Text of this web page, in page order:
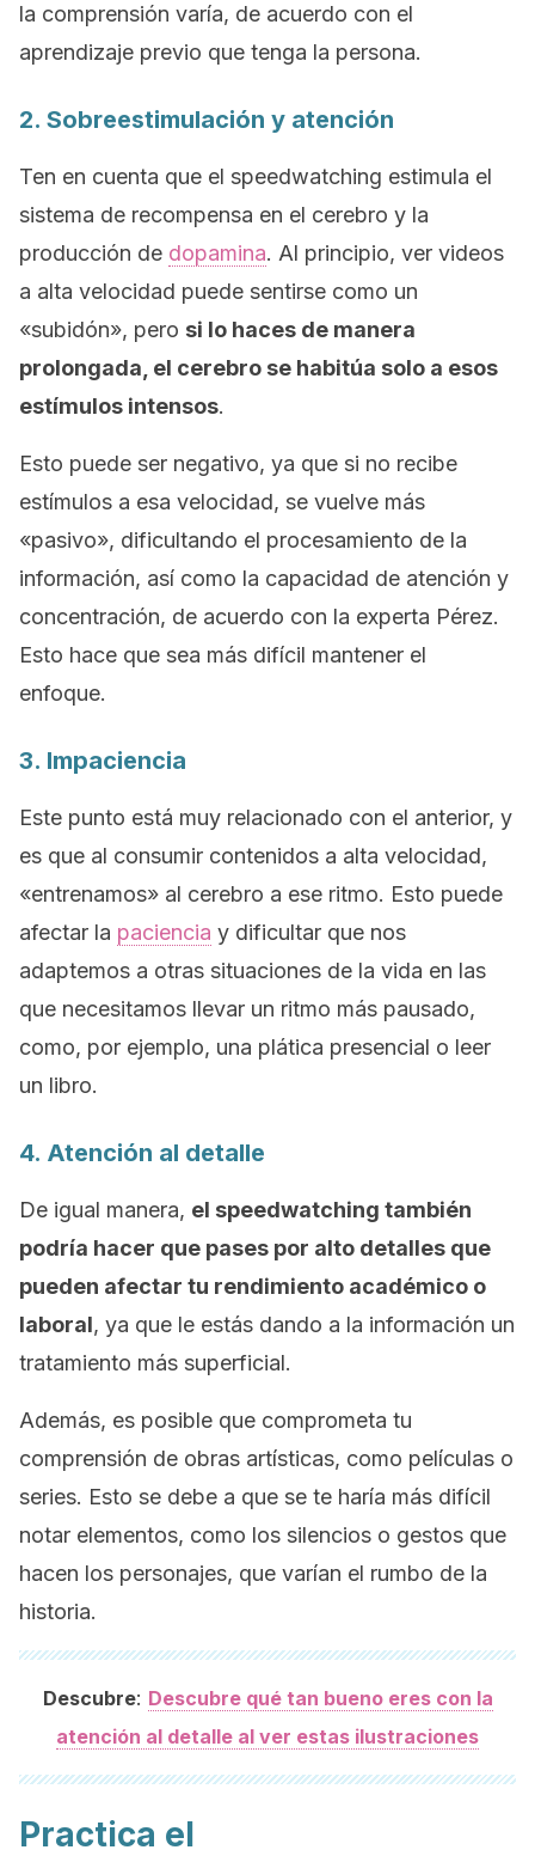
la comprensión varía, de acuerdo con el
aprendizaje previo que tenga la persona.
2. Sobreestimulación y atención
Ten en cuenta que el speedwatching estimula el
sistema de recompensa en el cerebro y la
producción de dopamina. Al principio, ver videos
a alta velocidad puede sentirse como un
«subidón», pero si lo haces de manera
prolongada, el cerebro se habitúa solo a esos
estímulos intensos.
Esto puede ser negativo, ya que si no recibe
estímulos a esa velocidad, se vuelve más
«pasivo», dificultando el procesamiento de la
información, así como la capacidad de atención y
concentración, de acuerdo con la experta Pérez.
Esto hace que sea más difícil mantener el
enfoque.
3. Impaciencia
Este punto está muy relacionado con el anterior, y
es que al consumir contenidos a alta velocidad,
«entrenamos» al cerebro a ese ritmo. Esto puede
afectar la paciencia y dificultar que nos
adaptemos a otras situaciones de la vida en las
que necesitamos llevar un ritmo más pausado,
como, por ejemplo, una plática presencial o leer
un libro.
4. Atención al detalle
De igual manera, el speedwatching también
podría hacer que pases por alto detalles que
pueden afectar tu rendimiento académico o
laboral, ya que le estás dando a la información un
tratamiento más superficial.
Además, es posible que comprometa tu
comprensión de obras artísticas, como películas o
series. Esto se debe a que se te haría más difícil
notar elementos, como los silencios o gestos que
hacen los personajes, que varían el rumbo de la
historia.
Descubre: Descubre qué tan bueno eres con la
atención al detalle al ver estas ilustraciones
Practica el